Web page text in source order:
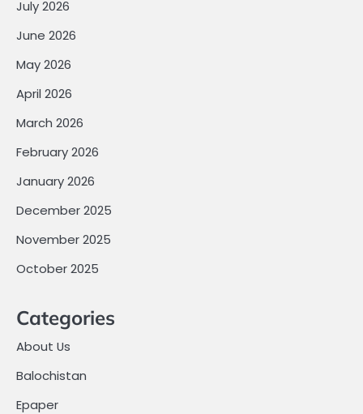
July 2026
June 2026
May 2026
April 2026
March 2026
February 2026
January 2026
December 2025
November 2025
October 2025
Categories
About Us
Balochistan
Epaper